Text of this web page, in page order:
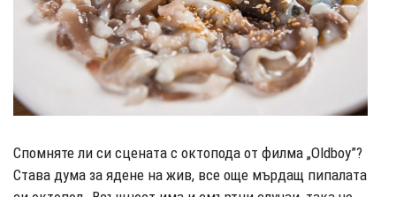
Спомняте ли си сцената с октопода от филма „Oldboy”?
Става дума за ядене на жив, все още мърдащ пипалата